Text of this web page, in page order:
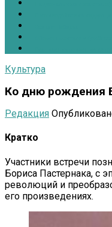
Культура
Ко дню рождения
Редакция
Кратко
Участники встречи
Бориса Пастернака, с
революций и
его произведениях.